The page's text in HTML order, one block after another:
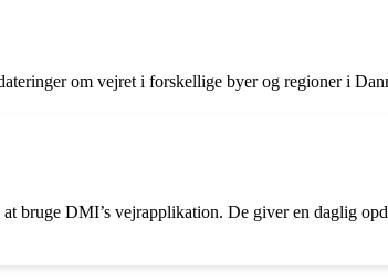
om vejret i forskellige byer og regioner i
bruge DMI’s vejrapplikation. De giver en daglig